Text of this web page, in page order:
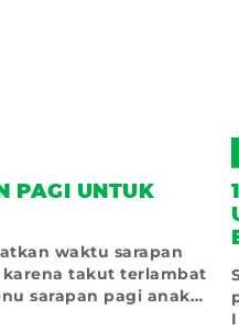
PAGI UNTUK
waktu sarapan
karena takut terlambat
sarapan pagi anak